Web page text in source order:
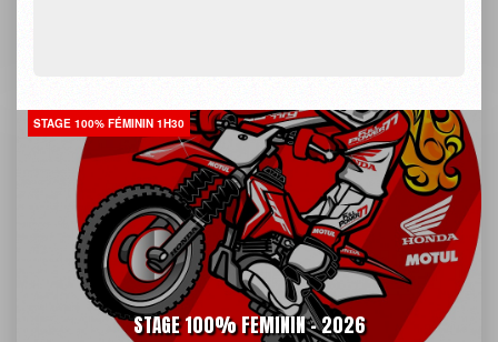
STAGE 100% FÉMININ 1H30
STAGE 100% FEMININ - 2026